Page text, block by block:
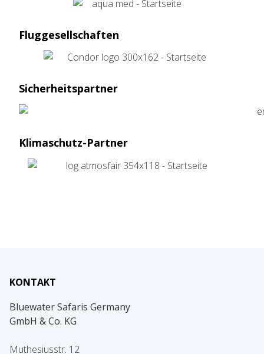
Fluggesellschaften
Sicherheitspartner
Klimaschutz-Partner
KONTAKT
Bluewater Safaris Germany
GmbH & Co. KG
Muthesiusstr. 12